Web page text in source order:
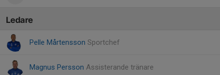
Ledare
Pelle Mårtensson Sportchef
Magnus Persson Assisterande tränare